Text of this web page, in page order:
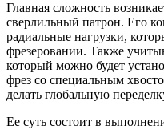
Главная сложность
сверлильный патрон. Его
радиальные нагрузки,
фрезеровании. Также
который можно будет
фрез со специальным
делать глобальную
Ее суть состоит в